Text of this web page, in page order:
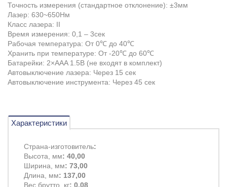
Точность измерения (стандартное отклонение): ±3мм
Лазер: 630~650Нм
Класс лазера: II
Время измерения: 0,1 – 3сек
Рабочая температура: От 0℃ до 40℃
Хранить при температуре: От -20℃ до 60℃
Батарейки: 2×AAA 1.5В (не входят в комплект)
Автовыключение лазера: Через 15 сек
Автовыключение инструмента: Через 45 сек
Характеристики
Страна-изготовитель:
Высота, мм: 40,00
Ширина, мм: 73,00
Длина, мм: 137,00
Вес брутто, кг: 0,08